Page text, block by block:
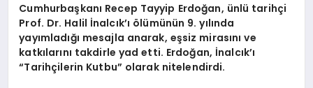
Cumhurbaşkanı Recep Tayyip Erdoğan, ünlü tarihçi
Prof. Dr. Halil İnalcık’ı ölümünün 9. yılında
yayımladığı mesajla anarak, eşsiz mirasını ve
katkılarını takdirle yad etti. Erdoğan, İnalcık’ı
“Tarihçilerin Kutbu” olarak nitelendirdi.